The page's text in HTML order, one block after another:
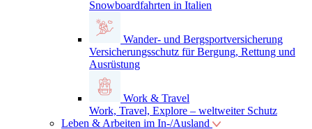
Snowboardfahrten in Italien
Wander- und Bergsportversicherung
Versicherungsschutz für Bergung, Rettung und
Ausrüstung
Work & Travel
Work, Travel, Explore – weltweiter Schutz
Leben & Arbeiten im In-/Ausland